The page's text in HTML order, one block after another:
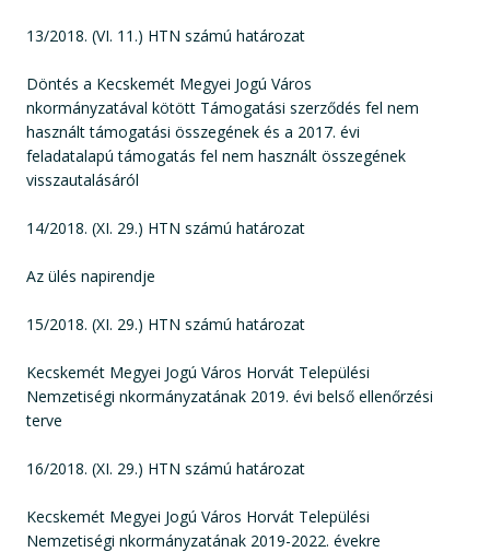
13/2018. (VI. 11.) HTN számú határozat
Döntés a Kecskemét Megyei Jogú Város
nkormányzatával kötött Támogatási szerződés fel nem
használt támogatási összegének és a 2017. évi
feladatalapú támogatás fel nem használt összegének
visszautalásáról
14/2018. (XI. 29.) HTN számú határozat
Az ülés napirendje
15/2018. (XI. 29.) HTN számú határozat
Kecskemét Megyei Jogú Város Horvát Települési
Nemzetiségi nkormányzatának 2019. évi belső ellenőrzési
terve
16/2018. (XI. 29.) HTN számú határozat
Kecskemét Megyei Jogú Város Horvát Települési
Nemzetiségi nkormányzatának 2019-2022. évekre